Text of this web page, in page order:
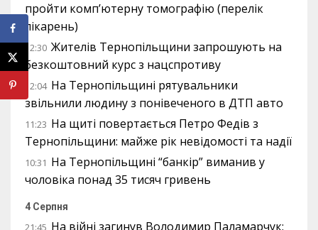
пройти комп’ютерну томографію (перелік
лікарень)
12:30 Жителів Тернопільщини запрошують на
безкоштовний курс з нацспротиву
12:04 На Тернопільщині рятувальники
звільнили людину з понівеченого в ДТП авто
11:23 На щиті повертається Петро Федів з
Тернопільщини: майже рік невідомості та надії
10:31 На Тернопільщині “банкір” виманив у
чоловіка понад 35 тисяч гривень
4 Серпня
21:45 На війні загинув Володимир Паламарчук: